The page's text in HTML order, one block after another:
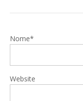
Nome*
Website